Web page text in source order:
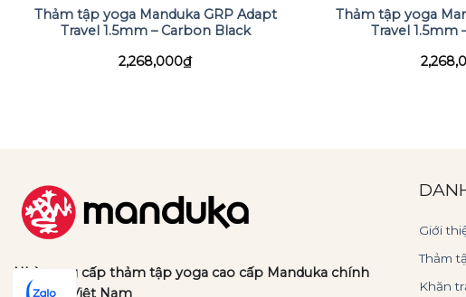
Thảm tập yoga Manduka GRP Adapt
Travel 1.5mm – Carbon Black
2,268,000₫
Thảm tập yoga
Travel 1.5mm
Nhà cung cấp thảm tập yoga cao cấp Manduka chính
hãng tại Việt Nam
Giới
Thảm
Khăn